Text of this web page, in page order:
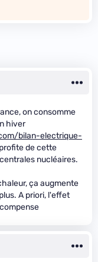
on consomme
hiver
bilan-electrique-
de cette
nucléaires.
ça augmente
A priori, l'effet